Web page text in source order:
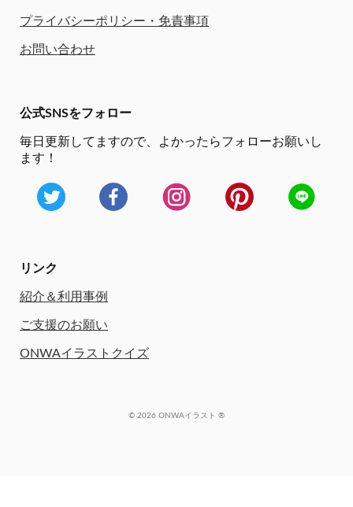
プライバシーポリシー・免責事項
お問い合わせ
公式SNSをフォロー
毎日更新してますので、
よかったらフォローお願いし
ます！
リンク
紹介＆利用事例
ご支援のお願い
ONWAイラストクイズ
© 2026 ONWAイラスト ®